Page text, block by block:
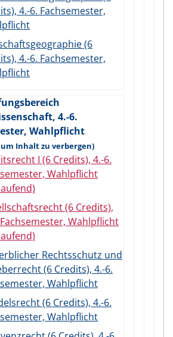
4.-6. Fachsemester,
(6
4.-6. Fachsemester,
4.-6.
Wahlpflicht
I (6 Credits), 4.-6.
Wahlpflicht
(6 Credits),
Wahlpflicht
Rechtsschutz und
(6 Credits), 4.-6.
Wahlpflicht
(6 Credits), 4.-6.
Wahlpflicht